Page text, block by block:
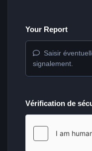
Your Report
Saisir
signalement.
Vérification de